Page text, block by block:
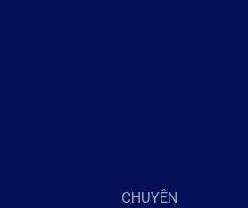
CHUYÊN